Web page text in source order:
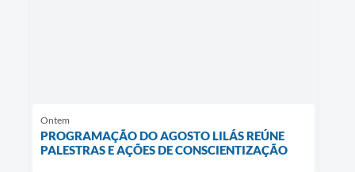
Ontem
PROGRAMAÇÃO DO AGOSTO LILÁS REÚNE
PALESTRAS E AÇÕES DE CONSCIENTIZAÇÃO